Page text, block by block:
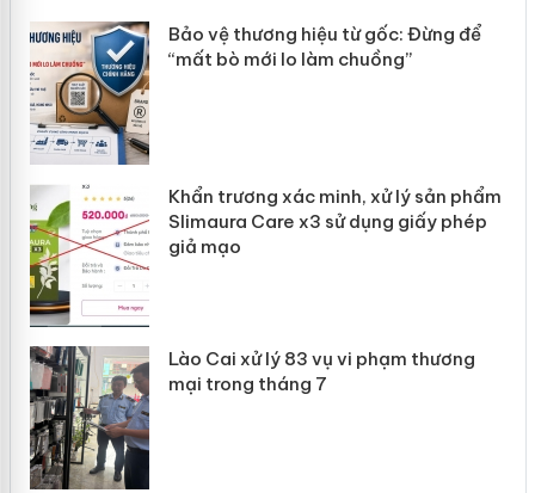
Bảo vệ thương hiệu từ gốc: Đừng để
“mất bò mới lo làm chuồng”
Khẩn trương xác minh, xử lý sản phẩm
Slimaura Care x3 sử dụng giấy phép
giả mạo
Lào Cai xử lý 83 vụ vi phạm thương
mại trong tháng 7